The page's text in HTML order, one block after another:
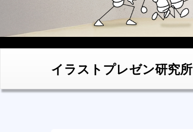
イラストプレゼン研究所